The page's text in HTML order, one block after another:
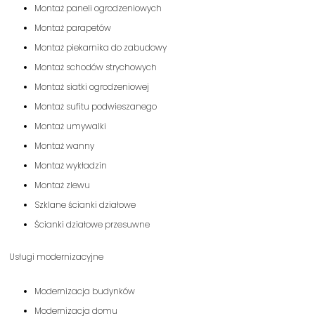
Montaż paneli ogrodzeniowych
Montaż parapetów
Montaż piekarnika do zabudowy
Montaż schodów strychowych
Montaż siatki ogrodzeniowej
Montaż sufitu podwieszanego
Montaż umywalki
Montaż wanny
Montaż wykładzin
Montaż zlewu
Szklane ścianki działowe
Ścianki działowe przesuwne
Usługi modernizacyjne
Modernizacja budynków
Modernizacja domu